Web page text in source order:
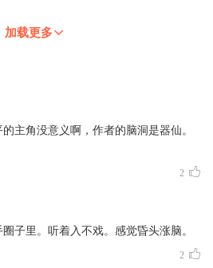
加载更多
主角没意义啊，作者的脑洞是器仙。
2
子里。听着入不戏。感觉昏头涨脑。
2